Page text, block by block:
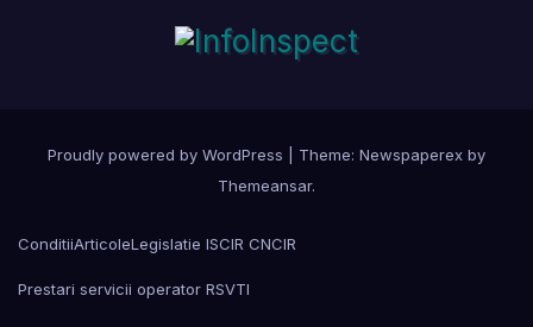
Proudly powered by WordPress
Theme: Newspaperex by
Themeansar.
ConditiiArticoleLegislatie ISCIR CNCIR
Prestari servicii operator RSVTI